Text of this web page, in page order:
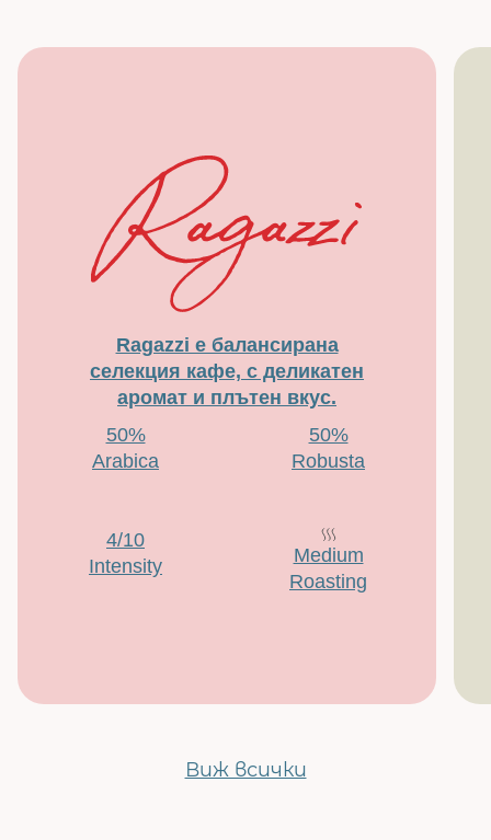
Ragazzi е балансирана
селекция кафе, с деликатен
аромат и плътен вкус.
50%
Arabica
50%
Robusta
4/10
Intensity
Medium
Roasting
Виж всички